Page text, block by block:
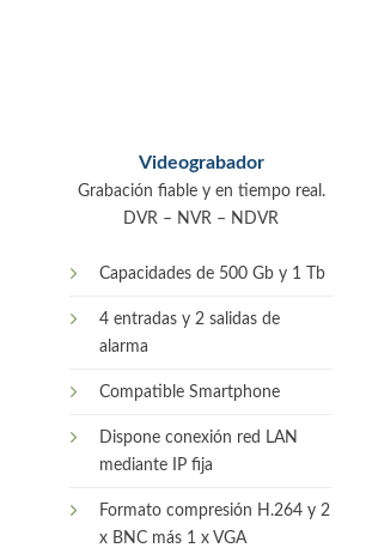
Videograbador
Grabación fiable y en tiempo real.
DVR – NVR – NDVR
Capacidades de 500 Gb y 1 Tb
4 entradas y 2 salidas de
alarma
Compatible Smartphone
Dispone conexión red LAN
mediante IP fija
Formato compresión H.264 y 2
x BNC más 1 x VGA